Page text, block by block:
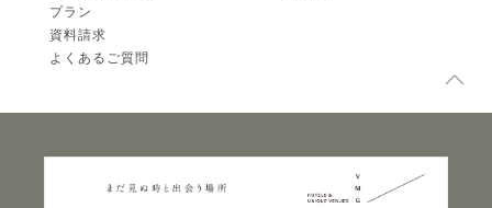
プラン
資料請求
よくあるご質問